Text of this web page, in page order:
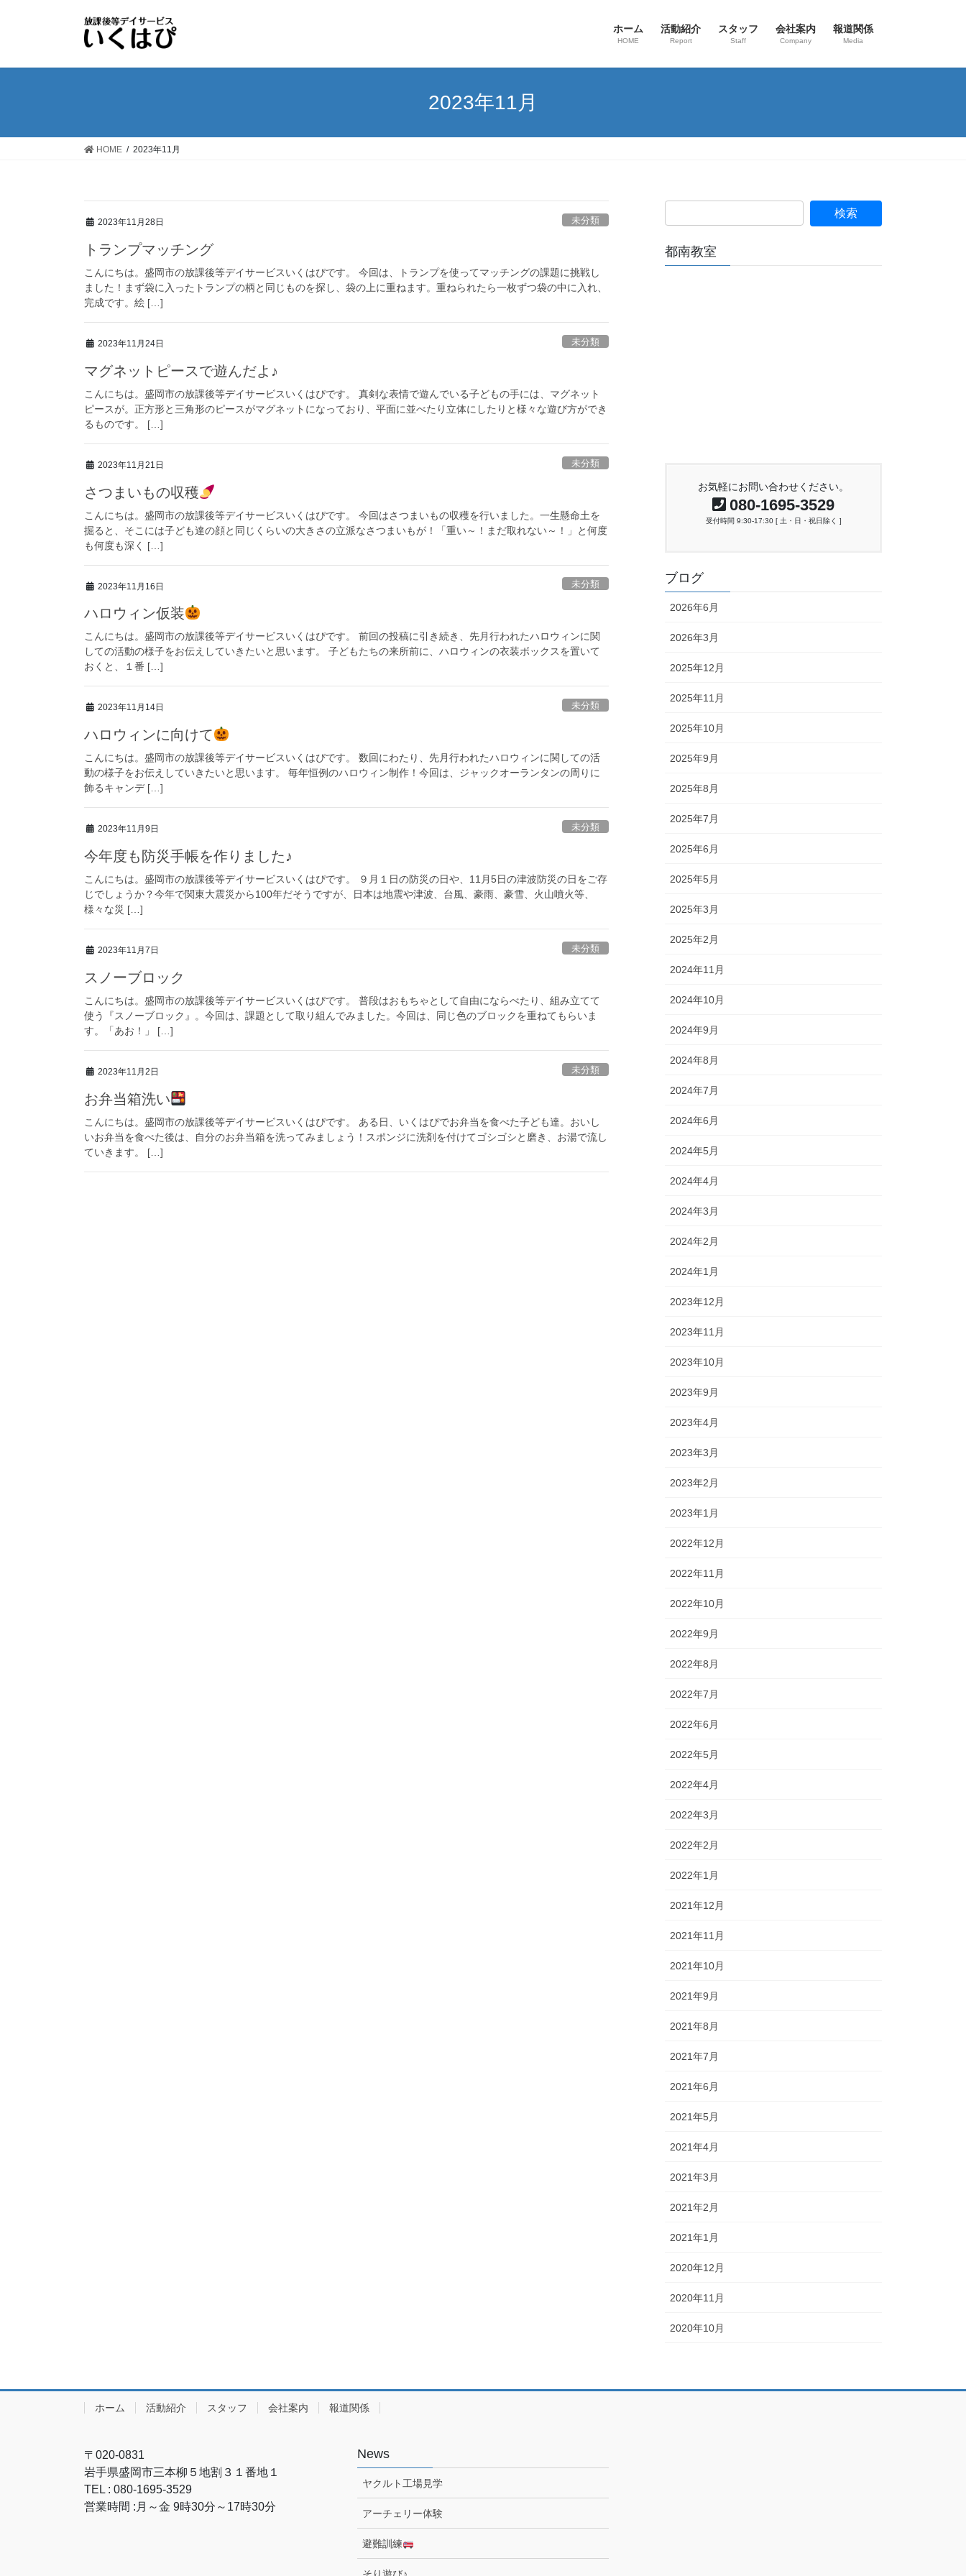
ホーム
HOME
活動紹介
Report
スタッフ
Staff
会社案内
Company
報道関係
Media
2023年11月
HOME 2023年11月
2023年11月28日 未分類
トランプマッチング
こんにちは。盛岡市の放課後等デイサービスいくはぴです。 今回は、トランプを使ってマッチングの課題に挑戦し
ました！まず袋に入ったトランプの柄と同じものを探し、袋の上に重ねます。重ねられたら一枚ずつ袋の中に入れ、
完成です。絵 […]
2023年11月24日 未分類
マグネットピースで遊んだよ♪
こんにちは。盛岡市の放課後等デイサービスいくはぴです。 真剣な表情で遊んでいる子どもの手には、マグネット
ピースが。正方形と三角形のピースがマグネットになっており、平面に並べたり立体にしたりと様々な遊び方ができ
るものです。 […]
2023年11月21日 未分類
さつまいもの収穫
こんにちは。盛岡市の放課後等デイサービスいくはぴです。 今回はさつまいもの収穫を行いました。一生懸命土を
掘ると、そこには子ども達の顔と同じくらいの大きさの立派なさつまいもが！「重い～！まだ取れない～！」と何度
も何度も深く […]
2023年11月16日 未分類
ハロウィン仮装
こんにちは。盛岡市の放課後等デイサービスいくはぴです。 前回の投稿に引き続き、先月行われたハロウィンに関
しての活動の様子をお伝えしていきたいと思います。 子どもたちの来所前に、ハロウィンの衣装ボックスを置いて
おくと、１番 […]
2023年11月14日 未分類
ハロウィンに向けて
こんにちは。盛岡市の放課後等デイサービスいくはぴです。 数回にわたり、先月行われたハロウィンに関しての活
動の様子をお伝えしていきたいと思います。 毎年恒例のハロウィン制作！今回は、ジャックオーランタンの周りに
飾るキャンデ […]
2023年11月9日 未分類
今年度も防災手帳を作りました♪
こんにちは。盛岡市の放課後等デイサービスいくはぴです。 ９月１日の防災の日や、11月5日の津波防災の日をご存
じでしょうか？今年で関東大震災から100年だそうですが、日本は地震や津波、台風、豪雨、豪雪、火山噴火等、
様々な災 […]
2023年11月7日 未分類
スノーブロック
こんにちは。盛岡市の放課後等デイサービスいくはぴです。 普段はおもちゃとして自由にならべたり、組み立てて
使う『スノーブロック』。今回は、課題として取り組んでみました。今回は、同じ色のブロックを重ねてもらいま
す。「あお！」 […]
2023年11月2日 未分類
お弁当箱洗い
こんにちは。盛岡市の放課後等デイサービスいくはぴです。 ある日、いくはぴでお弁当を食べた子ども達。おいし
いお弁当を食べた後は、自分のお弁当箱を洗ってみましょう！スポンジに洗剤を付けてゴシゴシと磨き、お湯で流し
ていきます。 […]
都南教室
お気軽にお問い合わせください。
080-1695-3529
受付時間 9:30-17:30 [ 土・日・祝日除く ]
ブログ
2026年6月
2026年3月
2025年12月
2025年11月
2025年10月
2025年9月
2025年8月
2025年7月
2025年6月
2025年5月
2025年3月
2025年2月
2024年11月
2024年10月
2024年9月
2024年8月
2024年7月
2024年6月
2024年5月
2024年4月
2024年3月
2024年2月
2024年1月
2023年12月
2023年11月
2023年10月
2023年9月
2023年4月
2023年3月
2023年2月
2023年1月
2022年12月
2022年11月
2022年10月
2022年9月
2022年8月
2022年7月
2022年6月
2022年5月
2022年4月
2022年3月
2022年2月
2022年1月
2021年12月
2021年11月
2021年10月
2021年9月
2021年8月
2021年7月
2021年6月
2021年5月
2021年4月
2021年3月
2021年2月
2021年1月
2020年12月
2020年11月
2020年10月
ホーム 活動紹介 スタッフ 会社案内 報道関係
〒020-0831
岩手県盛岡市三本柳５地割３１番地１
TEL : 080-1695-3529
営業時間 :月～金 9時30分～17時30分
News
ヤクルト工場見学
アーチェリー体験
避難訓練